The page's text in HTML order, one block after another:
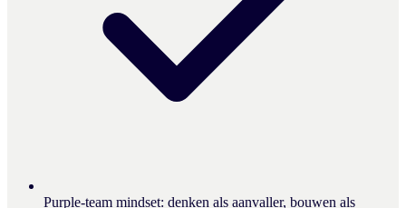
Purple-team mindset: denken als aanvaller, bouwen als